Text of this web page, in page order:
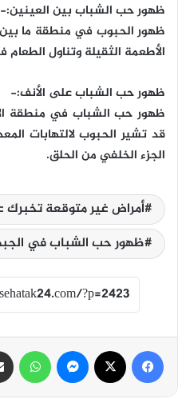
ظهور حب الشباب بين العينين:-
ظهور الحبوب في منطقة ما بين
الأطعمة الثقيلة وتناول
ظهور حب الشباب على الأنف:-
ظهور حب الشباب في منطقة
قد تشير الحبوب لالتهابات
الجزء الخلفي من الحلق.
أمراض غير متوقعة تخبرك
ظهور حب الشباب في
فيسبوك ماسنجر